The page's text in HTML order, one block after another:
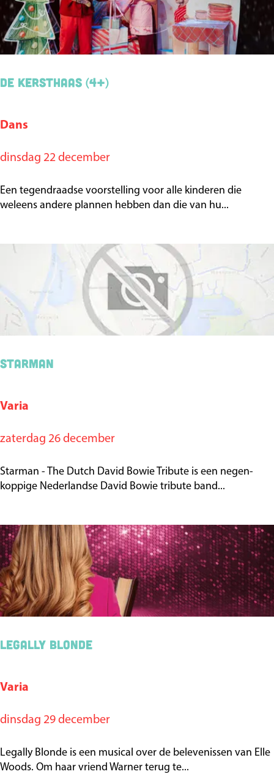
b
a
tDe Kersthaas (4+)
D
K
e
r
a
+
Dans
dinsdag 22 december
Een tegendraadse voorstelling voor alle kinderen die
weleens andere plannen hebben dan die van hu...
Starman
S
a
r
m
Varia
zaterdag 26 december
Starman - The Dutch David Bowie Tribute is een negen-
koppige Nederlandse David Bowie tribute band...
Legally Blonde
L
g
a
l
Varia
dinsdag 29 december
Legally Blonde is een musical over de belevenissen van Elle
Woods. Om haar vriend Warner terug te...